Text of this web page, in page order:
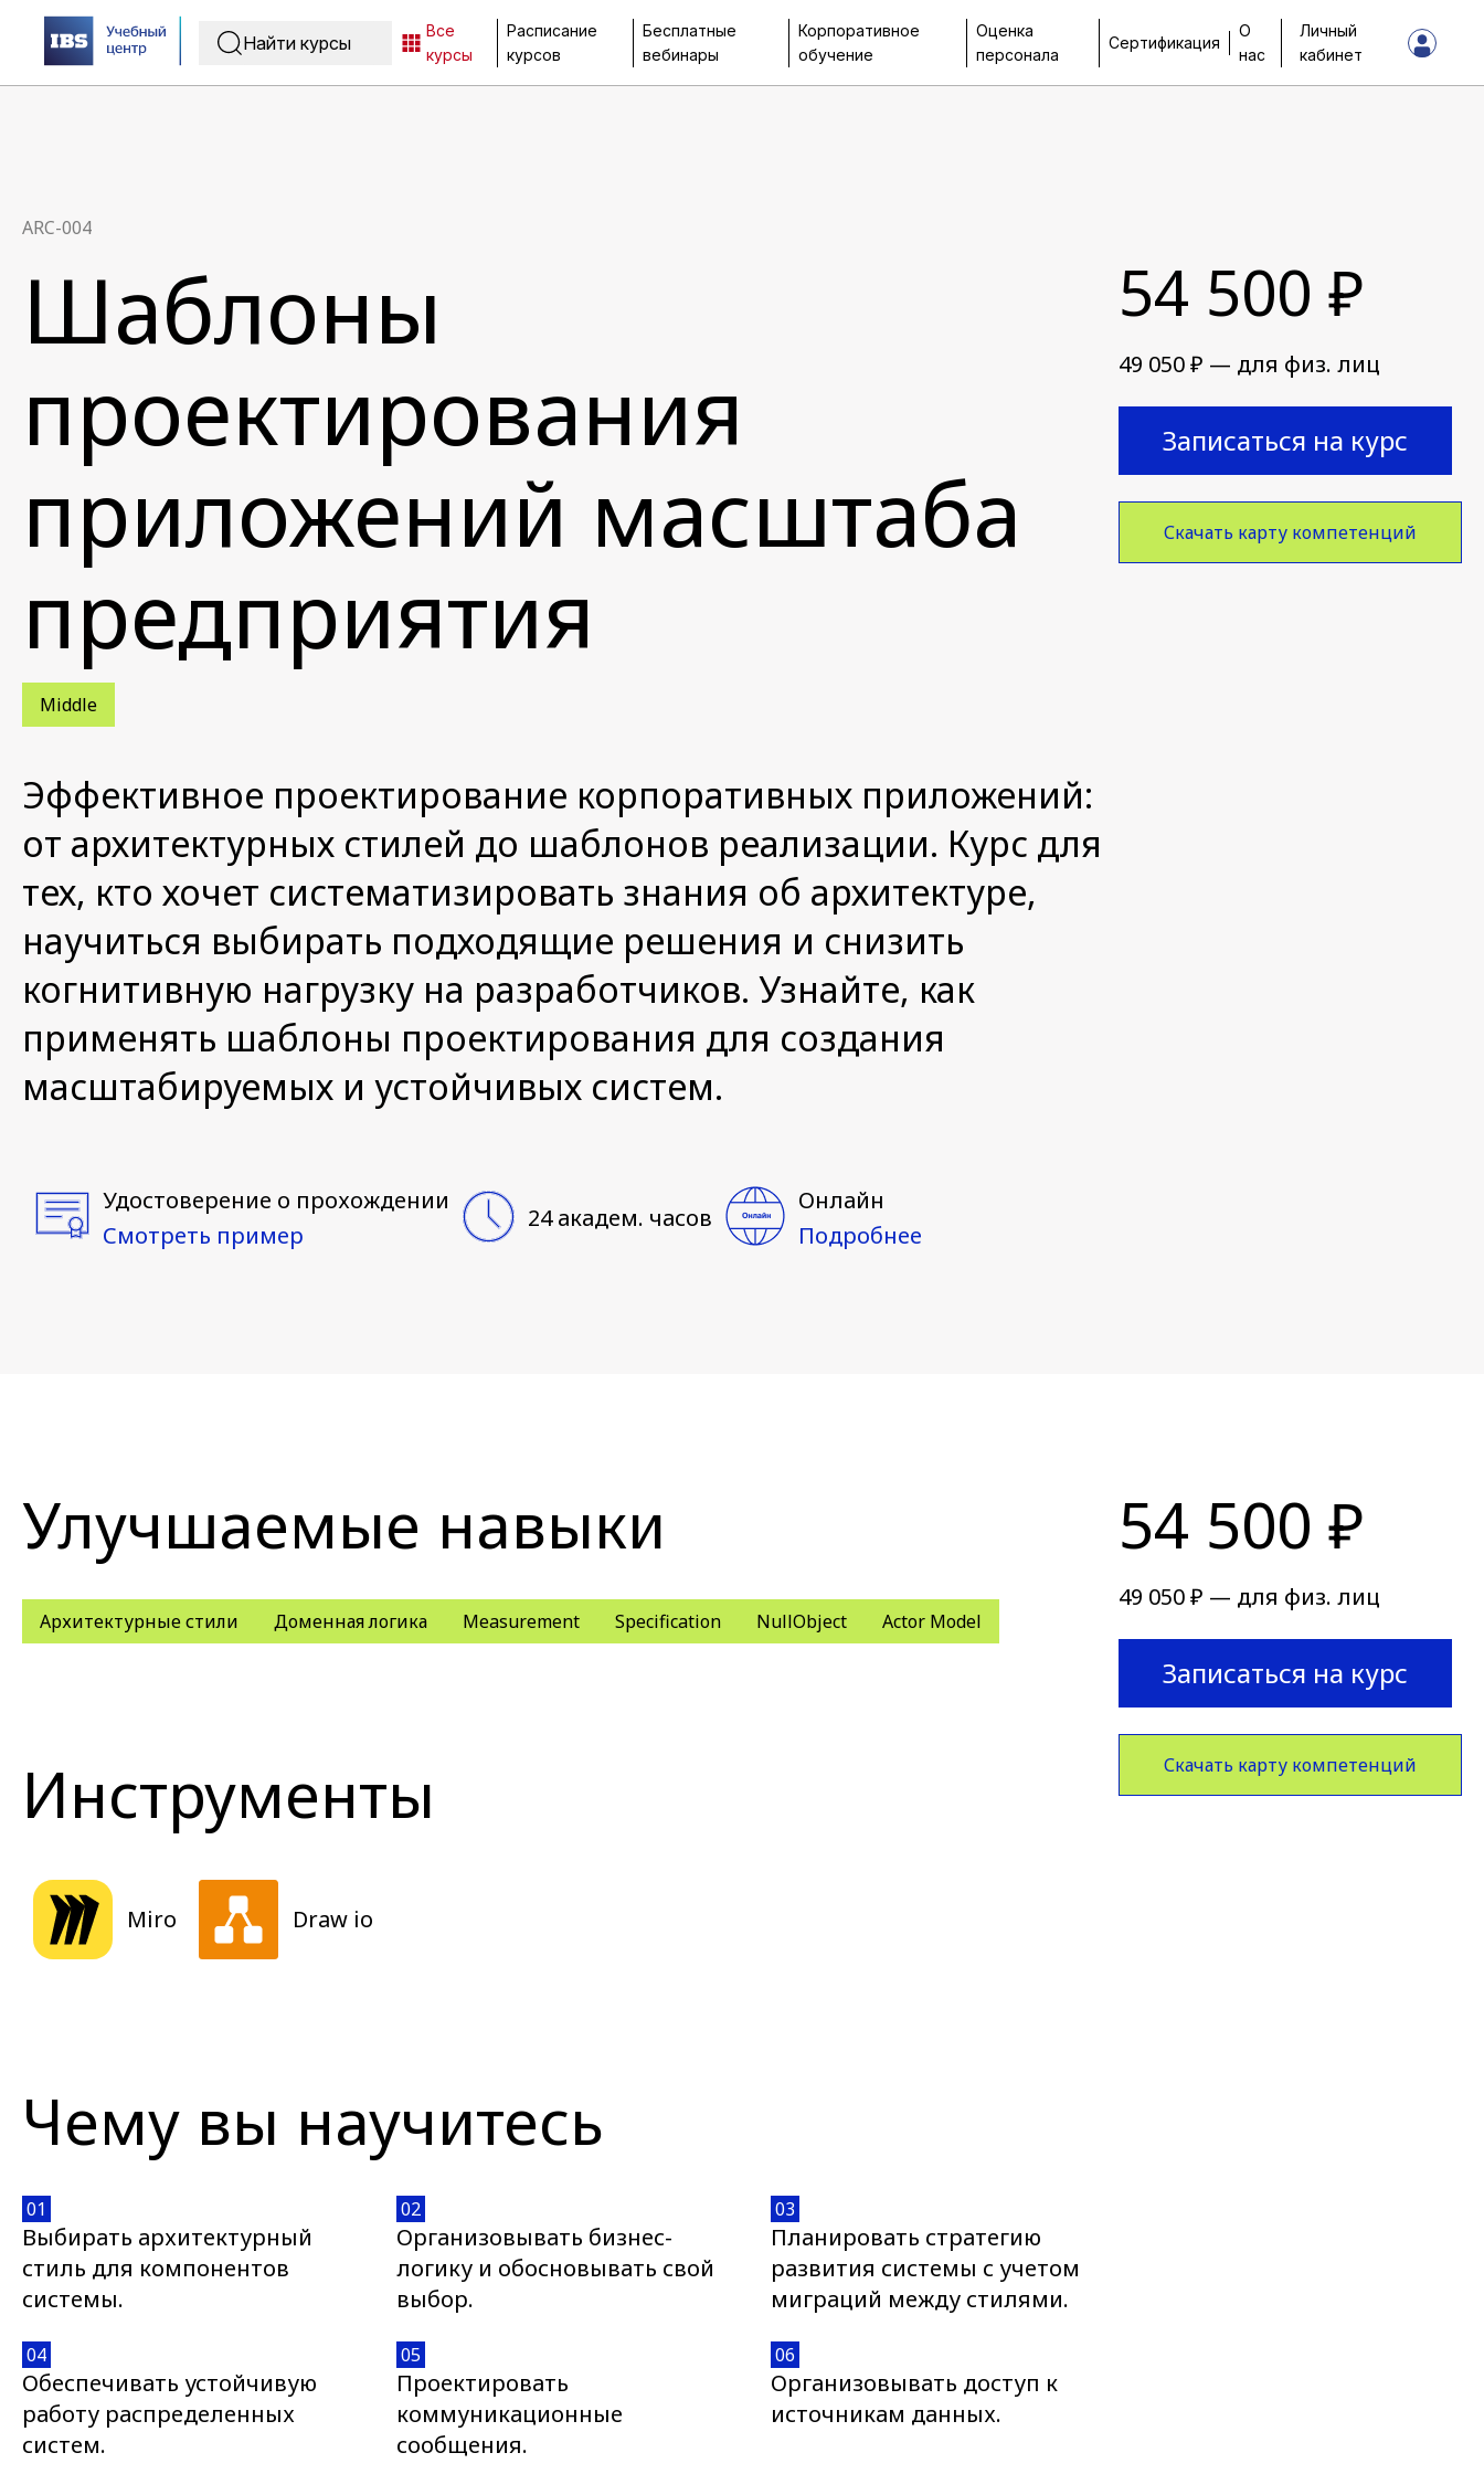
Все
курсы
Расписание
курсов
Бесплатные
вебинары
Корпоративное
обучение
Оценка
персонала
Сертификация
О
нас
Личный
кабинет
ARC-004
Шаблоны
проектирования
приложений масштаба
предприятия
Middle
Эффективное проектирование корпоративных приложений:
от архитектурных стилей до шаблонов реализации. Курс для
тех, кто хочет систематизировать знания об архитектуре,
научиться выбирать подходящие решения и снизить
когнитивную нагрузку на разработчиков. Узнайте, как
применять шаблоны проектирования для создания
масштабируемых и устойчивых систем.
Удостоверение о прохождении
Смотреть пример
24 академ. часов
Онлайн
Подробнее
54 500 ₽
49 050 ₽ — для физ. лиц
Записаться на курс
Скачать карту компетенций
Улучшаемые навыки
Архитектурные стили Доменная логика Measurement Specification NullObject Actor Model
Инструменты
Miro Draw io
Чему вы научитесь
01
Выбирать архитектурный
стиль для компонентов
системы.
02
Организовывать бизнес-
логику и обосновывать свой
выбор.
03
Планировать стратегию
развития системы с учетом
миграций между стилями.
04
Обеспечивать устойчивую
работу распределенных
систем.
05
Проектировать
коммуникационные
сообщения.
06
Организовывать доступ к
источникам данных.
54 500 ₽
49 050 ₽ — для физ. лиц
Записаться на курс
Скачать карту компетенций